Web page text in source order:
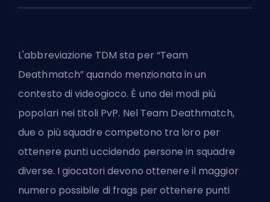
L'abbreviazione TDM sta per “Team
Deathmatch” quando menzionata in un
contesto di videogioco. È uno dei modi più
popolari nei titoli PvP. Nel Team Deathmatch,
due o più squadre competono tra loro per
ottenere punti uccidendo persone in squadre
diverse. I giocatori devono ottenere il maggior
numero possibile di frags per ottenere punti